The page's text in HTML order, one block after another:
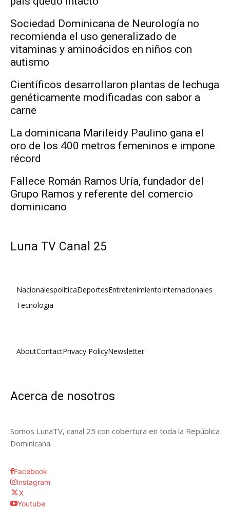
Sociedad Dominicana de Neurología no
recomienda el uso generalizado de
vitaminas y aminoácidos en niños con
autismo
Científicos desarrollaron plantas de lechuga
genéticamente modificadas con sabor a
carne
La dominicana Marileidy Paulino gana el
oro de los 400 metros femeninos e impone
récord
Fallece Román Ramos Uría, fundador del
Grupo Ramos y referente del comercio
dominicano
Luna TV Canal 25
NacionalespolíticaDeportesEntretenimientoInternacionales
Tecnologia
AboutContactPrivacy PolicyNewsletter
Acerca de nosotros
Somos LunaTV, canal 25 con cobertura en toda la República
Dominicana.
Facebook
Instagram
X
Youtube